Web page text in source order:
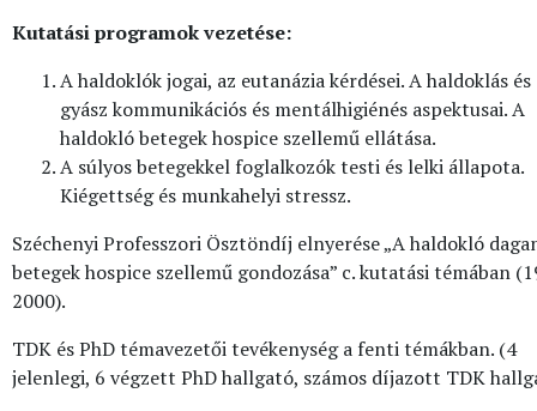
Kutatási programok vezetése:
A haldoklók jogai, az eutanázia kérdései. A haldoklás és
gyász kommunikációs és mentálhigiénés aspektusai. A
haldokló betegek hospice szellemű ellátása.
A súlyos betegekkel foglalkozók testi és lelki állapota.
Kiégettség és munkahelyi stressz.
Széchenyi Professzori Ösztöndíj elnyerése „A haldokló
betegek hospice szellemű gondozása” c. kutatási témában
2000).
TDK és PhD témavezetői tevékenység a fenti témákban. (4
jelenlegi, 6 végzett PhD hallgató, számos díjazott TDK